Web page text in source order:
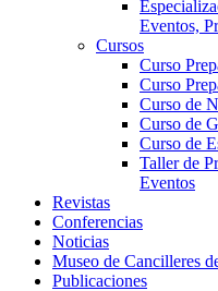
Eventos,
Cursos
Curso
Curso
Curso de
Curso de
Curso de
Taller de
Eventos
Revistas
Conferencias
Noticias
Museo de Cancilleres
Publicaciones